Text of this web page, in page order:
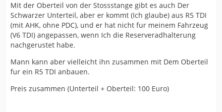
Mit der Oberteil von der Stossstange gibt es auch Der
Schwarzer Unterteil, aber er kommt (Ich glaube) aus R5 TDI
(mit AHK, ohne PDC), und er hat nicht fur meinem Fahrzeug
(V6 TDI) angepassen, wenn Ich die Reserveradhalterung
nachgerustet habe.
Mann kann aber vielleicht ihn zusammen mit Dem Oberteil
fur ein R5 TDI anbauen.
Preis zusammen (Unterteil + Oberteil: 100 Euro)